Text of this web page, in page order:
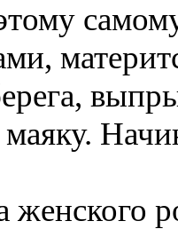
женского